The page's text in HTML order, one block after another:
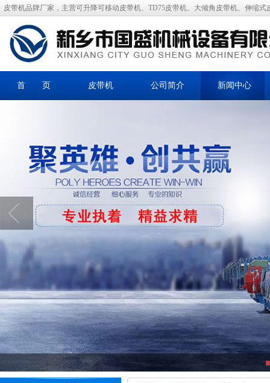
皮带机品牌厂家，主营可升降可移动皮带机、TD75皮带机、大倾角皮带机、伸缩式
首 页 皮带机 公司简介 新闻中心